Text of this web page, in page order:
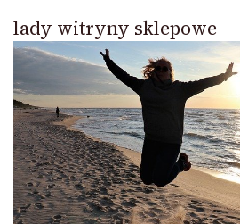
lady witryny sklepowe